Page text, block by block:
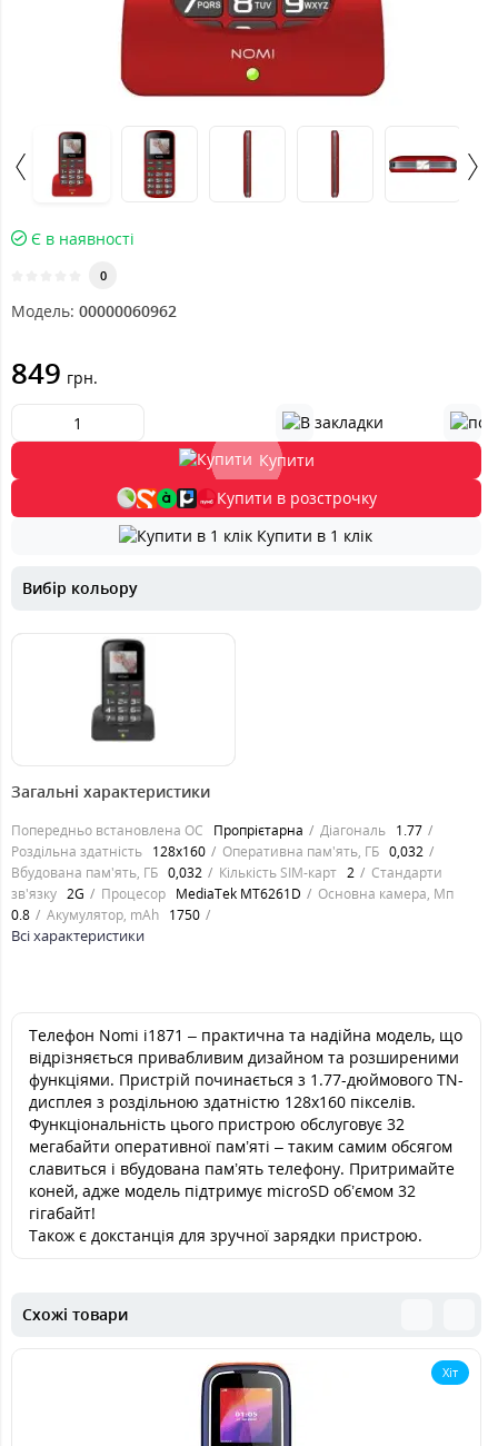
Є в наявності
0
Модель: 00000060962
849 грн.
Купити
Купити в розстрочку
Купити в 1 клік
Вибір кольору
849 грн.
Загальні характеристики
Попередньо встановлена ОС Пропрієтарна Діагональ 1.77
Роздільна здатність 128х160 Оперативна пам'ять, ГБ 0,032
Вбудована пам'ять, ГБ 0,032 Кількість SIM-карт 2
Стандарти
зв'язку 2G Процесор MediaTek MT6261D
Основна камера, Мп
0.8
Акумулятор, mAh 1750
Всі характеристики
Телефон Nomi i1871 – практична та надійна модель, що
відрізняється привабливим дизайном та розширеними
функціями. Пристрій починається з 1.77-дюймового TN-
дисплея з роздільною здатністю 128x160 пікселів.
Функціональність цього пристрою обслуговує 32
мегабайти оперативної пам’яті – таким самим обсягом
славиться і вбудована пам’ять телефону. Притримайте
коней, адже модель підтримує microSD об’ємом 32
гігабайт!
Також є докстанція для зручної зарядки пристрою.
Схожі товари
Хіт